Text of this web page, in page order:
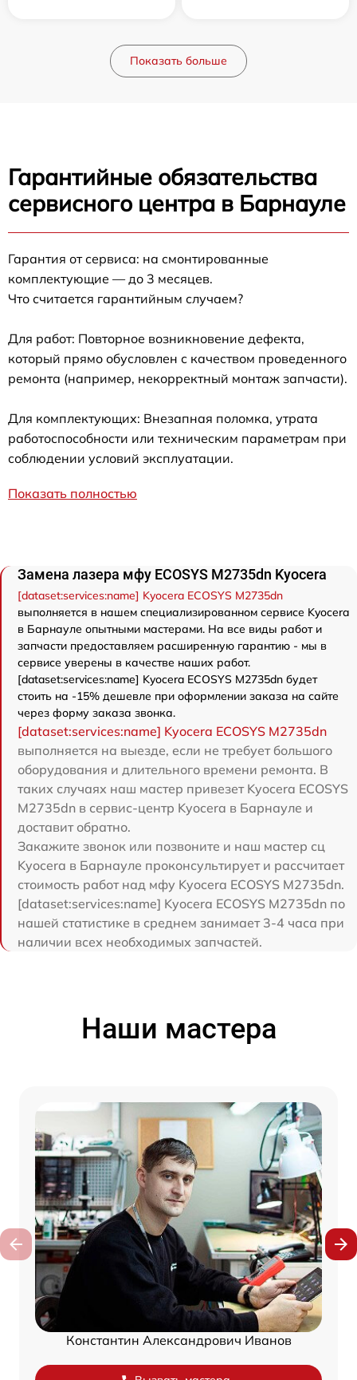
Показать больше
Гарантийные обязательства
сервисного центра в Барнауле
Гарантия от сервиса: на смонтированные
комплектующие — до 3 месяцев.
Что считается гарантийным случаем?
Для работ: Повторное возникновение дефекта,
который прямо обусловлен с качеством проведенного
ремонта (например, некорректный монтаж запчасти).
Для комплектующих: Внезапная поломка, утрата
работоспособности или техническим параметрам при
соблюдении условий эксплуатации.
Показать полностью
Замена лазера мфу ECOSYS M2735dn Kyocera
[dataset:services:name] Kyocera ECOSYS M2735dn
выполняется в нашем специализированном сервисе Kyocera
в Барнауле опытными мастерами. На все виды работ и
запчасти предоставляем расширенную гарантию - мы в
сервисе уверены в качестве наших работ.
[dataset:services:name] Kyocera ECOSYS M2735dn будет
стоить на -15% дешевле при оформлении заказа на сайте
через форму заказа звонка.
[dataset:services:name] Kyocera ECOSYS M2735dn
выполняется на выезде, если не требует большого
оборудования и длительного времени ремонта. В
таких случаях наш мастер привезет Kyocera ECOSYS
M2735dn в сервис-центр Kyocera в Барнауле и
доставит обратно.
Закажите звонок или позвоните и наш мастер сц
Kyocera в Барнауле проконсультирует и рассчитает
стоимость работ над мфу Kyocera ECOSYS M2735dn.
[dataset:services:name] Kyocera ECOSYS M2735dn по
нашей статистике в среднем занимает 3-4 часа при
наличии всех необходимых запчастей.
Наши мастера
Константин Александрович Иванов